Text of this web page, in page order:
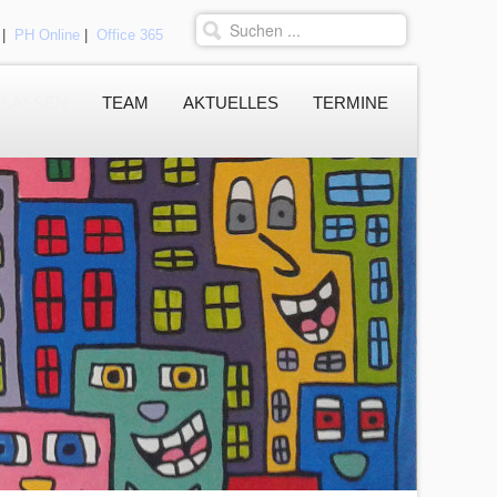
PH Online Office 365
TEAM AKTUELLES TERMINE